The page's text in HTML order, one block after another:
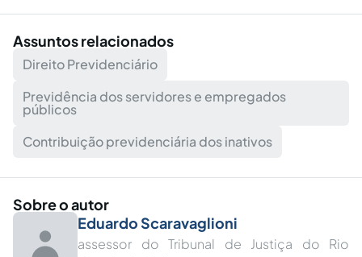
Assuntos relacionados
Direito Previdenciário
Previdência dos servidores e empregados
públicos
Contribuição previdenciária dos inativos
Sobre o autor
Eduardo Scaravaglioni
assessor do Tribunal de Justiça do Rio